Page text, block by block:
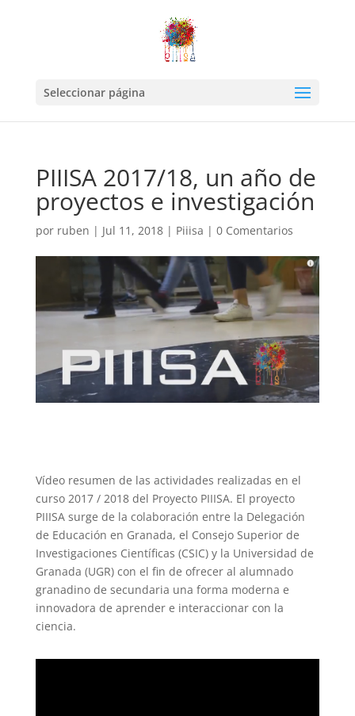
Seleccionar página
PIIISA 2017/18, un año de
proyectos e investigación
por ruben | Jul 11, 2018| Piiisa | 0 Comentarios
Vídeo resumen de las actividades realizadas en el
curso 2017 / 2018 del Proyecto PIIISA. El proyecto
PIIISA surge de la colaboración entre la Delegación
de Educación en Granada, el Consejo Superior de
Investigaciones Científicas (CSIC) y la Universidad de
Granada (UGR) con el fin de ofrecer al alumnado
granadino de secundaria una forma moderna e
innovadora de aprender e interaccionar con la
ciencia.